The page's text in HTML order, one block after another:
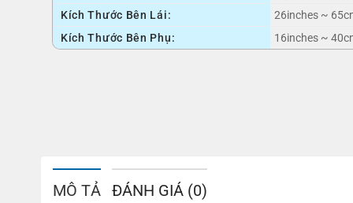
Kích Thước Bên Lái:
26inches ~
Kích Thước Bên Phụ:
16inches ~
MÔ TẢ ĐÁNH GIÁ (0)